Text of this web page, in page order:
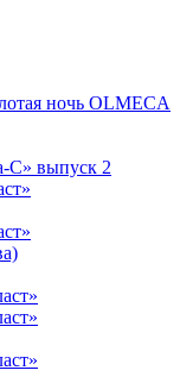
ночь OLMECA
С» выпуск 2